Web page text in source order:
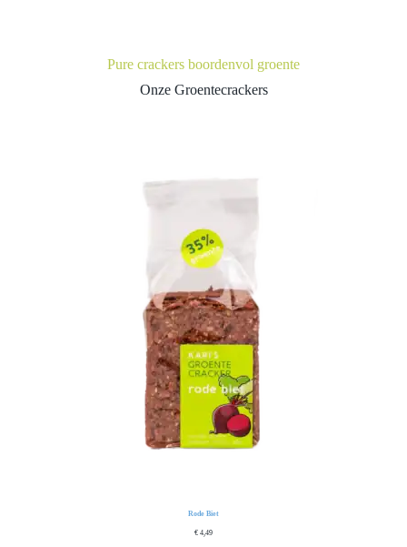
Pure crackers boordenvol groente
Onze Groentecrackers
Rode Biet
€ 4,49